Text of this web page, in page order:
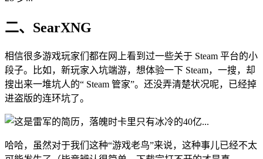
二、SearXNG
相信很多游戏玩家们都在网上看到过一些关于 Steam 平台的小
段子。比如，新玩家入坑端游，想体验一下 Steam，一搜，却
搜出来一堆坑人的“ Steam 管家”。还没弄清楚状况呢，已经掉
进盗版的连环坑了。
哈哈，虽然对于我们这种“游戏老鸟”来说，这种事儿已经不太